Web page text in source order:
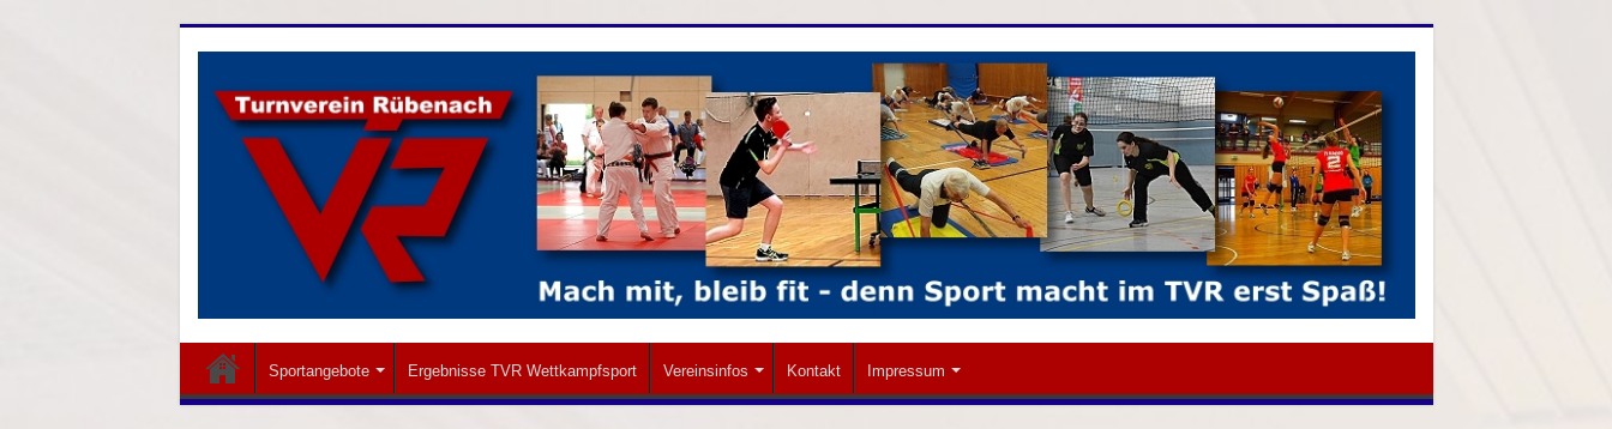
Sportangebote Ergebnisse TVR Wettkampfsport Vereinsinfos Kontakt Impressum